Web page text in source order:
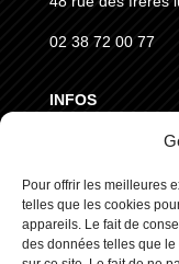
Pour offrir les meilleures
telles que les cookies
appareils. Le fait de
des données telles que
02 38 72 00 77
INFOS
CGVD
RGPD